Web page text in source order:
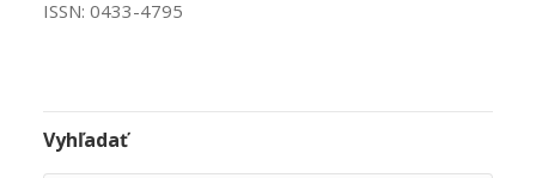
ISSN: 0433-4795
Vyhľadať